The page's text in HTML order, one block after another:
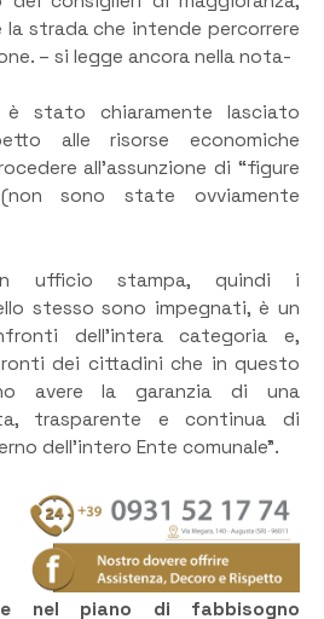
strada che intende percorrere
– si legge ancora nella nota-
è stato chiaramente lasciato
alle risorse economiche
all’assunzione di “figure
sono state ovviamente
ufficio stampa, quindi i
stesso sono impegnati, è un
dell’intera categoria e,
dei cittadini che in questo
avere la garanzia di una
trasparente e continua di
dell’intero Ente comunale”.
nel piano di fabbisogno